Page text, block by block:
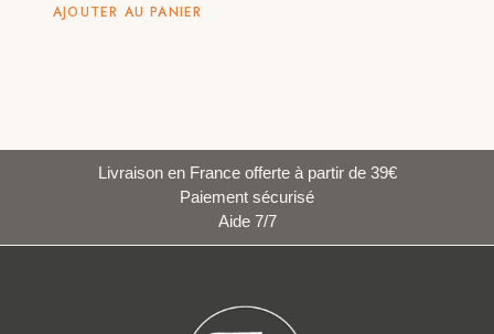
AJOUTER AU PANIER
Livraison en France offerte à partir de 39€
Paiement sécurisé
Aide 7/7